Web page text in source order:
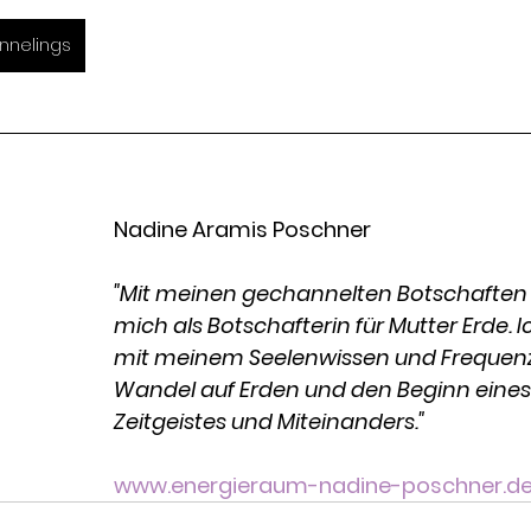
Nadine Aramis Poschner
"Mit meinen gechannelten
mich als Botschafterin für Mutter Erde.
mit meinem Seelenwissen und
Wandel auf Erden und den Beginn
Zeitgeistes und Miteinanders."
www.energieraum-nadine-